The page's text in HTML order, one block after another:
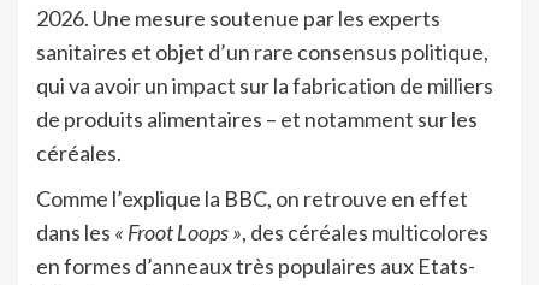
2026. Une mesure soutenue par les experts
sanitaires et objet d’un rare consensus politique,
qui va avoir un impact sur la fabrication de milliers
de produits alimentaires – et notamment sur les
céréales.
Comme l’explique la BBC, on retrouve en effet
dans les « Froot Loops », des céréales multicolores
en formes d’anneaux très populaires aux Etats-